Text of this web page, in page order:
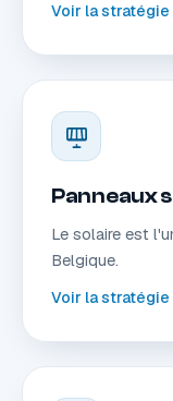
Voir la
Panneaux
Le solaire est
Belgique.
Voir la